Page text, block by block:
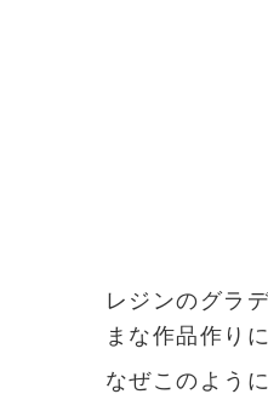
レジンのグラ
まな作品作り
なぜこのよう